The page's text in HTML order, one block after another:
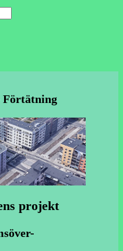
Förtätning
projekt